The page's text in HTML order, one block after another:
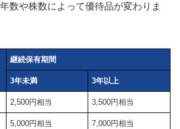
数や株数によって優待品が変わりま
継続保有期間
3年未満 3年以上
2,500円相当 3,500円相当
5,000円相当 7,000円相当